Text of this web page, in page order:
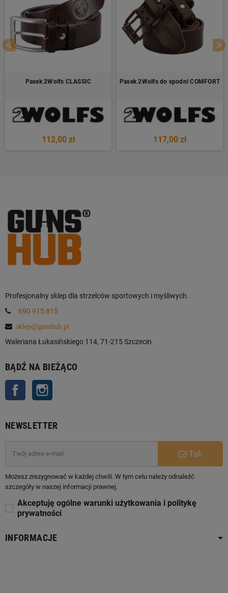
Pasek 2Wolfs CLASSIC
112,00 zł
Pasek 2Wolfs do spodni COMFORT
117,00 zł
Profesjonalny sklep dla strzelców sportowych i myśliwych.
690 915 815
sklep@gunshub.pl
Waleriana Łukasińskiego 114, 71-215 Szczecin
BĄDŹ NA BIEŻĄCO
Facebook
NEWSLETTER
Tak
Możesz zrezygnować w każdej chwili. W tym celu należy odnaleźć
szczegóły w naszej informacji prawnej.
Akceptuję ogólne warunki użytkowania i politykę
prywatności
INFORMACJE